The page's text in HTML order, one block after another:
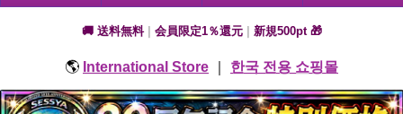
🚚 送料無料 会員限定1％還元 新規500pt 🎁
🌎 International Store 한국 전용 쇼핑몰